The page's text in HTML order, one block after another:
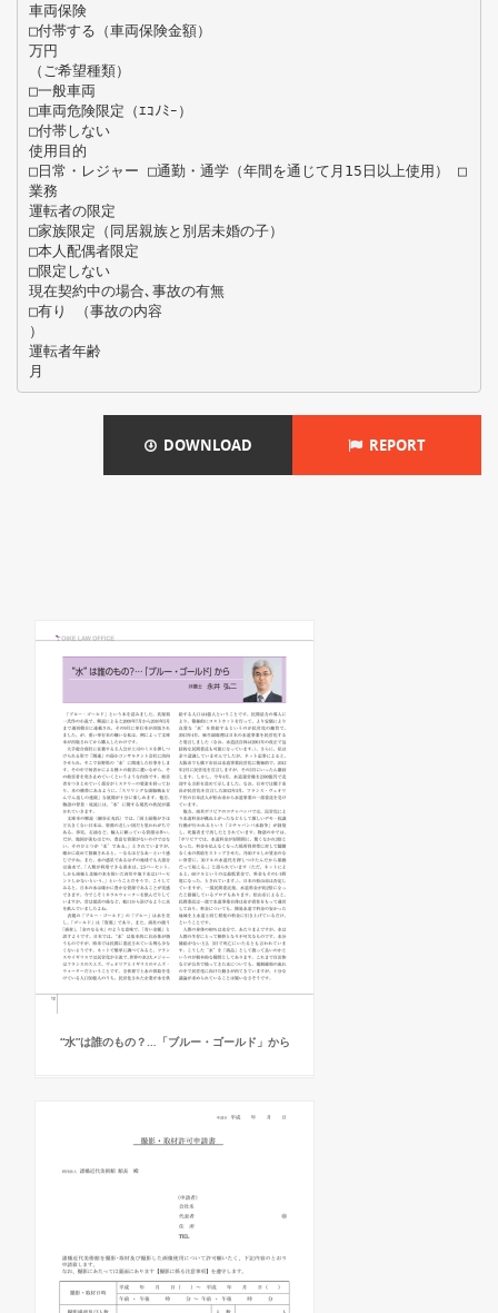
車両保険
□付帯する（車両保険金額）
万円
（ご希望種類）
□一般車両
□車両危険限定（ｴｺﾉﾐｰ）
□付帯しない
使用目的
□日常・レジャー □通勤・通学（年間を通じて月15日以上使用） □
業務
運転者の限定
□家族限定（同居親族と別居未婚の子）
□本人配偶者限定
□限定しない
現在契約中の場合､事故の有無
□有り （事故の内容
）
運転者年齢
DOWNLOAD REPORT
“水”は誰のもの？…「ブルー・ゴールド」から